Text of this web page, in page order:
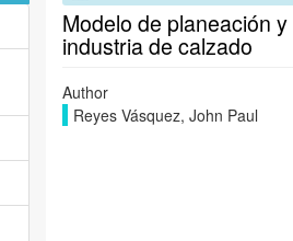
Modelo de planeación
industria de calzado
Author
Reyes Vásquez, John Paul